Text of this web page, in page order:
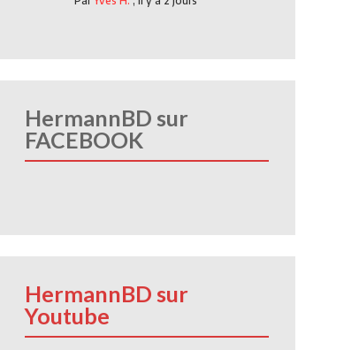
HermannBD sur
FACEBOOK
HermannBD sur
Youtube